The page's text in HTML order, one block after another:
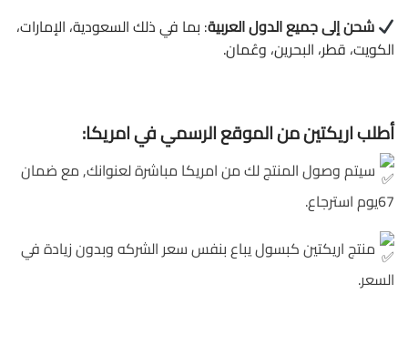
شحن إلى جميع الدول العربية: بما في ذلك السعودية، الإمارات،
الكويت، قطر، البحرين، وعُمان.
أطلب اريكتين من الموقع الرسمي في امريكا:
سيتم وصول المنتج لك من امريكا مباشرة لعنوانك, مع ضمان
67يوم استرجاع.
منتج اريكتين كبسول يباع بنفس سعر الشركه وبدون زيادة في
السعر.